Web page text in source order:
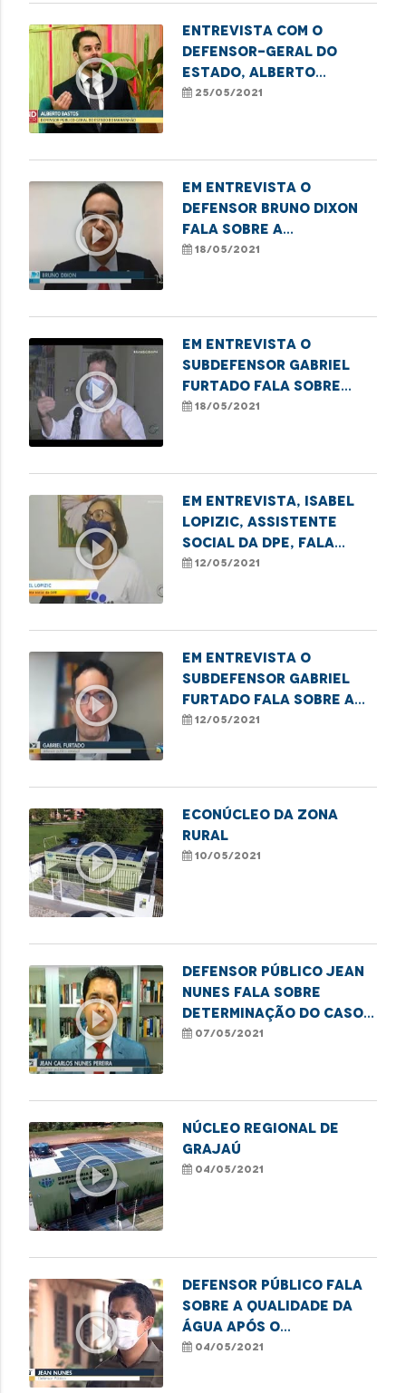
play_circle_outline
Entrevista com o
defensor-geral do
Estado, Alberto
Bastos falando sobre
25/05/2021
play_circle_outline
Em entrevista o
defensor Bruno Dixon
fala sobre a
superlotação nos
18/05/2021
play_circle_outline
Em entrevista o
subdefensor Gabriel
Furtado fala sobre
Projeto de
18/05/2021
play_circle_outline
Em entrevista, Isabel
Lopizic, assistente
social da DPE, fala
sobre casos de
12/05/2021
play_circle_outline
Em entrevista o
subdefensor Gabriel
Furtado fala sobre a
Tarifa Social de
12/05/2021
play_circle_outline
Econúcleo da Zona
Rural
10/05/2021
play_circle_outline
Defensor Público Jean
Nunes fala sobre
determinação do caso
do avião pulverizador
07/05/2021
play_circle_outline
Núcleo Regional de
Grajaú
04/05/2021
play_circle_outline
Defensor Público fala
sobre a qualidade da
água após o
rompimento da
04/05/2021